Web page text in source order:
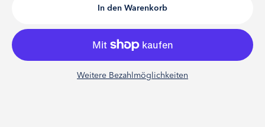
In den Warenkorb
Weitere Bezahlmöglichkeiten